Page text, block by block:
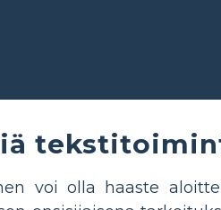
voi olla haaste